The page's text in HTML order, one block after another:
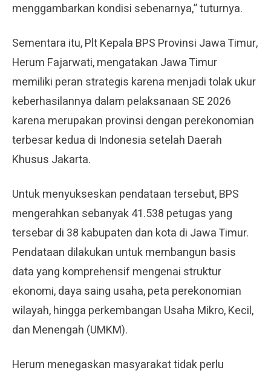
menggambarkan kondisi sebenarnya,” tuturnya.
Sementara itu, Plt Kepala BPS Provinsi Jawa Timur,
Herum Fajarwati, mengatakan Jawa Timur
memiliki peran strategis karena menjadi tolak ukur
keberhasilannya dalam pelaksanaan SE 2026
karena merupakan provinsi dengan perekonomian
terbesar kedua di Indonesia setelah Daerah
Khusus Jakarta.
Untuk menyukseskan pendataan tersebut, BPS
mengerahkan sebanyak 41.538 petugas yang
tersebar di 38 kabupaten dan kota di Jawa Timur.
Pendataan dilakukan untuk membangun basis
data yang komprehensif mengenai struktur
ekonomi, daya saing usaha, peta perekonomian
wilayah, hingga perkembangan Usaha Mikro, Kecil,
dan Menengah (UMKM).
Herum menegaskan masyarakat tidak perlu